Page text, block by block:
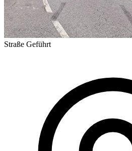
Straße Geführt